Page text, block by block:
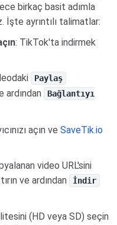
birkaç basit adımla
İşte ayrıntılı talimatlar:
: TikTok'ta indirmek
Paylaş
ardından
Bağlantıyı
açın ve SaveTik.io
video URL'sini
ve ardından
İndir
(HD veya SD) seçin